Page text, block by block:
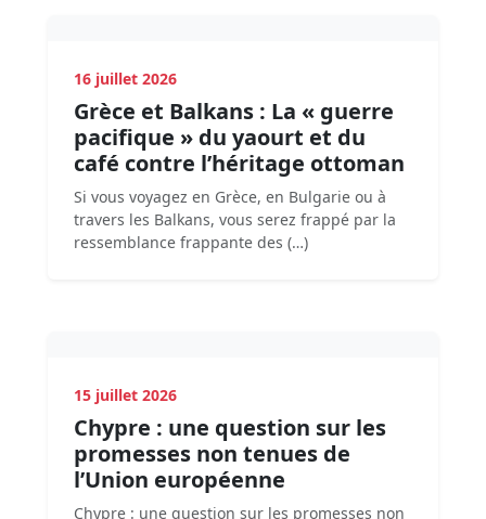
16 juillet 2026
Grèce et Balkans : La « guerre
pacifique » du yaourt et du
café contre l’héritage ottoman
Si vous voyagez en Grèce, en Bulgarie ou à
travers les Balkans, vous serez frappé par la
ressemblance frappante des (…)
15 juillet 2026
Chypre : une question sur les
promesses non tenues de
l’Union européenne
Chypre : une question sur les promesses non